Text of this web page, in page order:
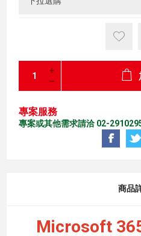
專案服務
專案或其他需求請洽 02-
商品
Microsoft